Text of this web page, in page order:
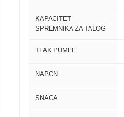
KAPACITET
SPREMNIKA ZA TALOG
TLAK PUMPE
NAPON
SNAGA